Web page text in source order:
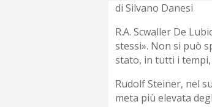
di Silvano Danesi
R.A. Scwaller De
stessi». Non si può
stato, in tutti i tempi,
Rudolf Steiner, nel
meta più elevata